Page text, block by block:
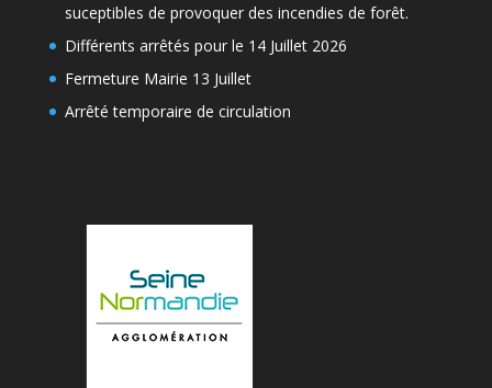
suceptibles de provoquer des incendies de forêt.
Différents arrêtés pour le 14 Juillet 2026
Fermeture Mairie 13 Juillet
Arrêté temporaire de circulation